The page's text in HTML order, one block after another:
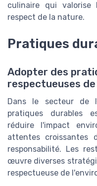
culinaire qui
respect de la nature.
Pratiques
Adopter des
respectueuses
Dans le secteur de
pratiques durables
réduire l'impact
attentes croissantes
responsabilité. Les
œuvre diverses
respectueuse de